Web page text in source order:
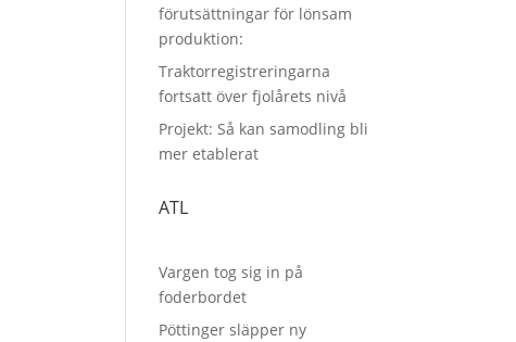
förutsättningar för lönsam
produktion:
Traktorregistreringarna
fortsatt över fjolårets nivå
Projekt: Så kan samodling bli
mer etablerat
ATL
Vargen tog sig in på
foderbordet
Pöttinger släpper ny